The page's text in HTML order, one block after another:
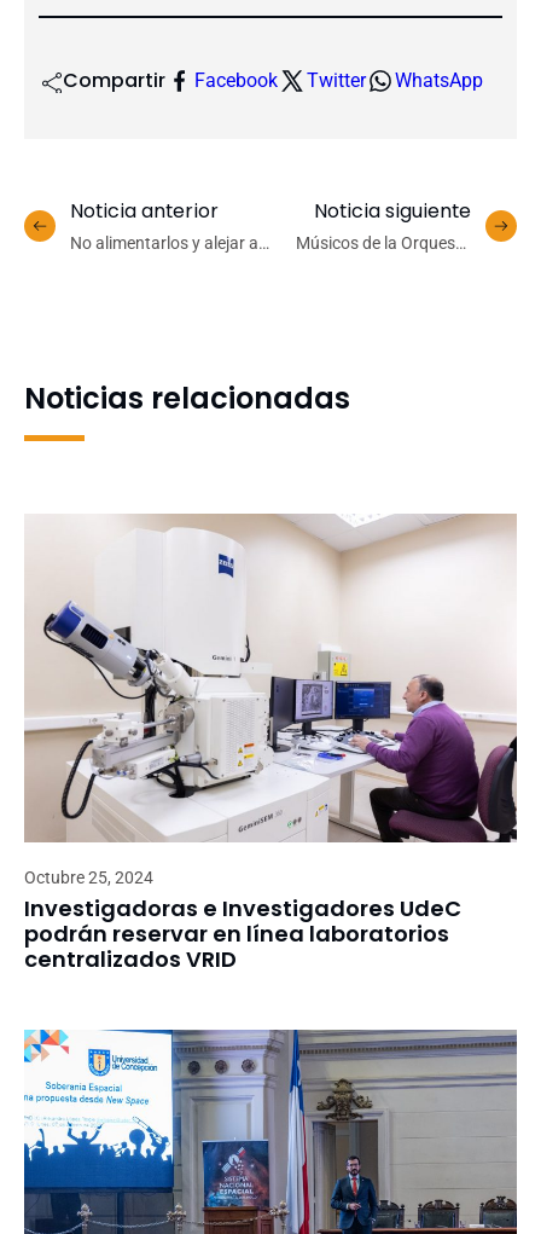
Compartir Facebook Twitter WhatsApp
Noticia anterior
No alimentarlos y alejar a
Noticia siguiente
Músicos de la Orquesta
Noticias relacionadas
Octubre 25, 2024
Investigadoras e Investigadores UdeC
podrán reservar en línea laboratorios
centralizados VRID